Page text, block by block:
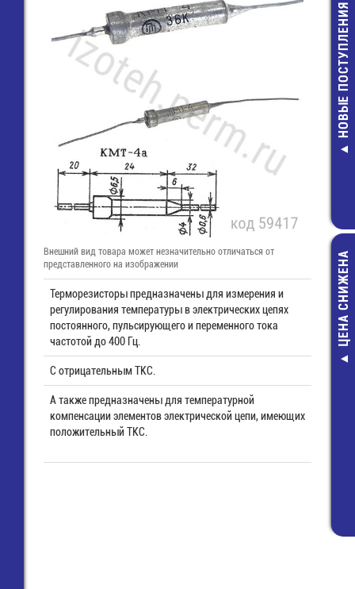
BSS192P
39,00 руб.
НОВЫЕ ПОСТУПЛЕНИЯ
ЦЕНА СНИЖЕНА
Внешний вид товара может незначительно отличаться от
представленного на изображении
Терморезисторы предназначены для измерения и
регулирования температуры в электрических цепях
постоянного, пульсирующего и переменного тока
частотой до 400 Гц.
С отрицательным ТКС.
А также предназначены для температурной
компенсации элементов электрической цепи, имеющих
положительный ТКС.